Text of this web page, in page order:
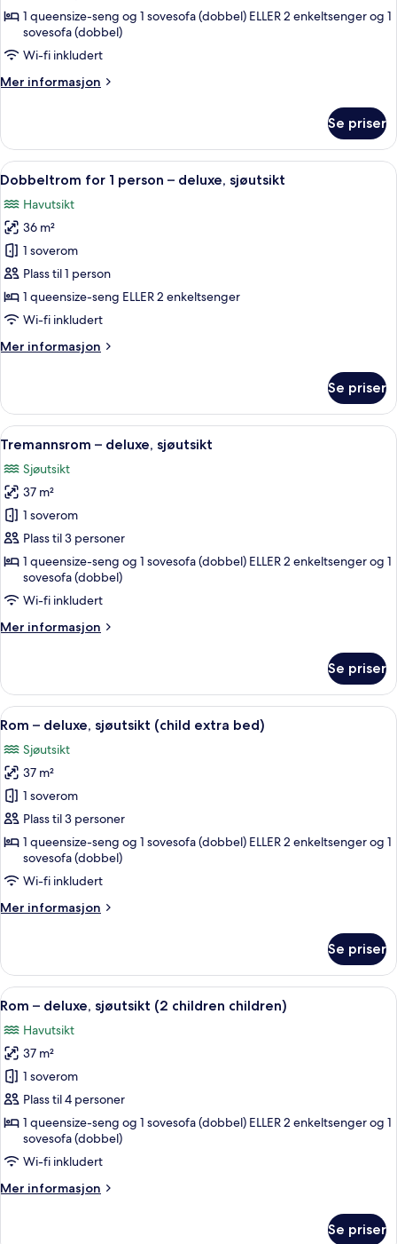
deluxe
children
extra
bed)
1 queensize-seng og 1 sovesofa (dobbel) ELLER 2 enkeltsenger og 1
sovesofa (dobbel)
Wi-fi inkludert
Mer informasjon
Mer
–
deluxe
(2
extra
bed)
Se priser
Åpne
alle
bildene
av
Dobbeltrom
for
1
person
deluxe,
1 soverom, sengetøy av topp
3
Dobbeltrom for 1 person – deluxe, sjøutsikt
Havutsikt
36 m²
1 soverom
Plass til 1 person
1 queensize-seng ELLER 2 enkeltsenger
Wi-fi inkludert
Mer informasjon
Mer
for
person
deluxe,
sjøutsikt
Se priser
Åpne
alle
bildene
av
Tremannsrom
–
deluxe,
sjøutsikt
1 soverom, sengetøy av topp
3
Tremannsrom – deluxe, sjøutsikt
Sjøutsikt
37 m²
1 soverom
Plass til 3 personer
1 queensize-seng og 1 sovesofa (dobbel) ELLER 2 enkeltsenger og 1
sovesofa (dobbel)
Wi-fi inkludert
Mer informasjon
Mer
–
deluxe,
sjøutsikt
Se priser
Åpne
alle
bildene
av
Rom
–
deluxe,
sjøutsikt
(child
extra
bed)
1 soverom, sengetøy av topp
3
Rom – deluxe, sjøutsikt (child extra bed)
Sjøutsikt
37 m²
1 soverom
Plass til 3 personer
1 queensize-seng og 1 sovesofa (dobbel) ELLER 2 enkeltsenger og 1
sovesofa (dobbel)
Wi-fi inkludert
Mer informasjon
Mer
–
deluxe,
sjøutsikt
extra
bed)
Se priser
Åpne
alle
bildene
av
Rom
–
deluxe,
sjøutsikt
(2
children
children)
1 soverom, sengetøy av topp
3
Rom – deluxe, sjøutsikt (2 children children)
Havutsikt
37 m²
1 soverom
Plass til 4 personer
1 queensize-seng og 1 sovesofa (dobbel) ELLER 2 enkeltsenger og 1
sovesofa (dobbel)
Wi-fi inkludert
Mer informasjon
Mer
Se priser